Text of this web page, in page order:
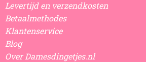
Levertijd en verzendkosten
Betaalmethodes
Klantenservice
Blog
Over Damesdingetjes.nl